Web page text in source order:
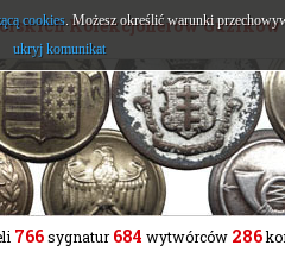
Kolekcjonerów Guzików
766sygnatur684 wytwórców 286
cookies. Możesz określić warunki
ukryj komunikat